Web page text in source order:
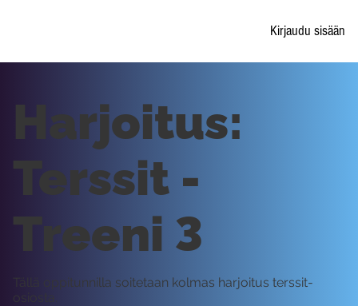
Kirjaudu sisään
Harjoitus:
Terssit -
Treeni 3
Tällä oppitunnilla soitetaan kolmas harjoitus terssit-
osiosta.